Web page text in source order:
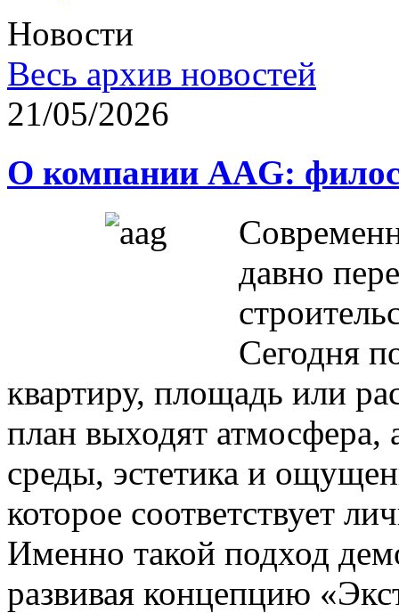
Новости
Весь архив новостей
21/05/2026
О компании AAG:
давно
Сегодня
квартиру, площадь или
план выходят атмосфера,
среды, эстетика и
которое соответствует
Именно такой подход
развивая концепцию